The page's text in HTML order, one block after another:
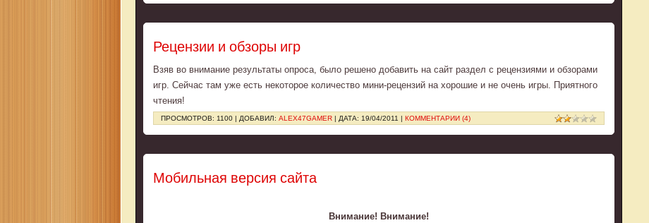
Рецензии и обзоры игр
Взяв во внимание результаты опроса, было решено добавить на сайт раздел с рецензиями и обзорами
игр. Сейчас там уже есть некоторое количество мини-рецензий на хорошие и не очень игры. Приятного
чтения!
ПРОСМОТРОВ: 1100 | ДОБАВИЛ: ALEX47GAMER | ДАТА: 19/04/2011 | КОММЕНТАРИИ (4)
Мобильная версия сайта
Внимание! Внимание!